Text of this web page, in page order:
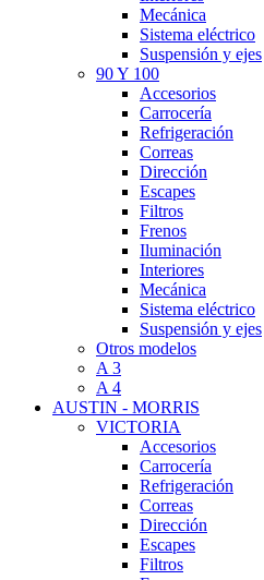
Mecánica
Sistema eléctrico
Suspensión y ejes
90 Y 100
Accesorios
Carrocería
Refrigeración
Correas
Dirección
Escapes
Filtros
Frenos
Iluminación
Interiores
Mecánica
Sistema eléctrico
Suspensión y ejes
Otros modelos
A 3
A 4
AUSTIN - MORRIS
VICTORIA
Accesorios
Carrocería
Refrigeración
Correas
Dirección
Escapes
Filtros